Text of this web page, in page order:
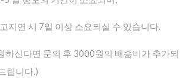
지연 시 7일 이상 소요되실 수 있습니다.
하신다면 문의 후 3000원의 배송비가 추가되
립니다.)